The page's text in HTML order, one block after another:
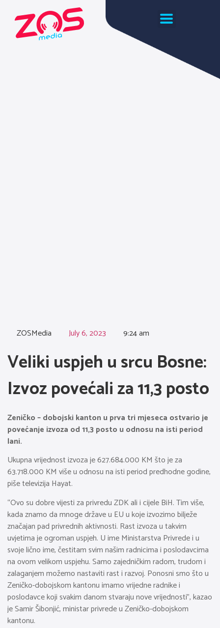
ZOSMedia July 6, 2023 9:24 am
Veliki uspjeh u srcu Bosne:
Izvoz povećali za 11,3 posto
Zeničko – dobojski kanton u prva tri mjeseca ostvario je
povećanje izvoza od 11,3 posto u odnosu na isti period
lani.
Ukupna vrijednost izvoza je 627.684.000 KM što je za
63.718.000 KM više u odnosu na isti period predhodne godine,
piše televizija Hayat.
“Ovo su dobre vijesti za privredu ZDK ali i cijele BiH. Tim više,
kada znamo da mnoge države u EU u koje izvozimo bilježe
značajan pad privrednih aktivnosti. Rast izvoza u takvim
uvjetima je ogroman uspjeh. U ime Ministarstva Privrede i u
svoje lično ime, čestitam svim našim radnicima i poslodavcima
na ovom velikom uspjehu. Samo zajedničkim radom, trudom i
zalaganjem možemo nastaviti rast i razvoj. Ponosni smo što u
Zeničko-dobojskom kantonu imamo vrijedne radnike i
poslodavce koji svakim danom stvaraju nove vrijednosti”, kazao
je Samir Šibonjić, ministar privrede u Zeničko-dobojskom
kantonu.